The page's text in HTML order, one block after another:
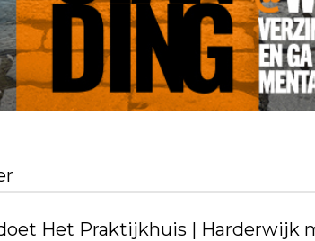
Het Praktijkhuis | Harderwijk